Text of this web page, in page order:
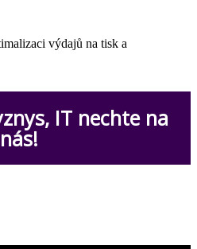
výdajů na tisk a
IT nechte na
nás!